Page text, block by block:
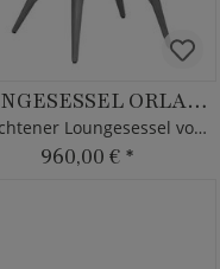
LOUNGESESSEL ORLANDO
Geflochtener Loungesessel von MBM
960,00 € *